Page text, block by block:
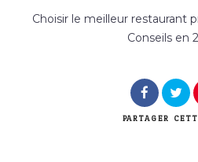
Rechercher
Choisir le meilleur restaurant
Conseils en
PARTAGER